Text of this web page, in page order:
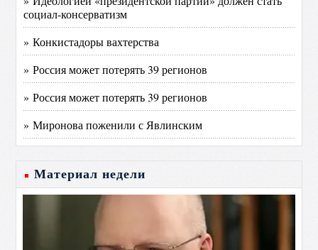
социал-консерватизм
» Конкистадоры вахтерства
» Россия может потерять 39 регионов
» Россия может потерять 39 регионов
» Миронова поженили с Явлинским
Материал недели